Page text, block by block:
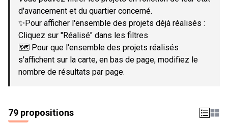
d'avancement et du quartier concerné.
✨Pour afficher l'ensemble des projets déjà réalisés :
Cliquez sur "Réalisé" dans les filtres
🗺️ Pour que l'ensemble des projets réalisés
s'affichent sur la carte, en bas de page, modifiez le
nombre de résultats par page.
79 propositions